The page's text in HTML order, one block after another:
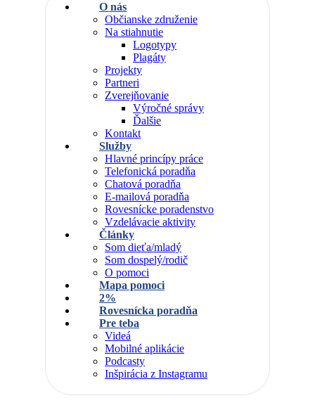
O nás
Občianske združenie
Na stiahnutie
Logotypy
Plagáty
Projekty
Partneri
Zverejňovanie
Výročné správy
Ďalšie
Kontakt
Služby
Hlavné princípy práce
Telefonická poradňa
Chatová poradňa
E-mailová poradňa
Rovesnícke poradenstvo
Vzdelávacie aktivity
Články
Som dieťa/mladý
Som dospelý/rodič
O pomoci
Mapa pomoci
2%
Rovesnícka poradňa
Pre teba
Videá
Mobilné aplikácie
Podcasty
Inšpirácia z Instagramu